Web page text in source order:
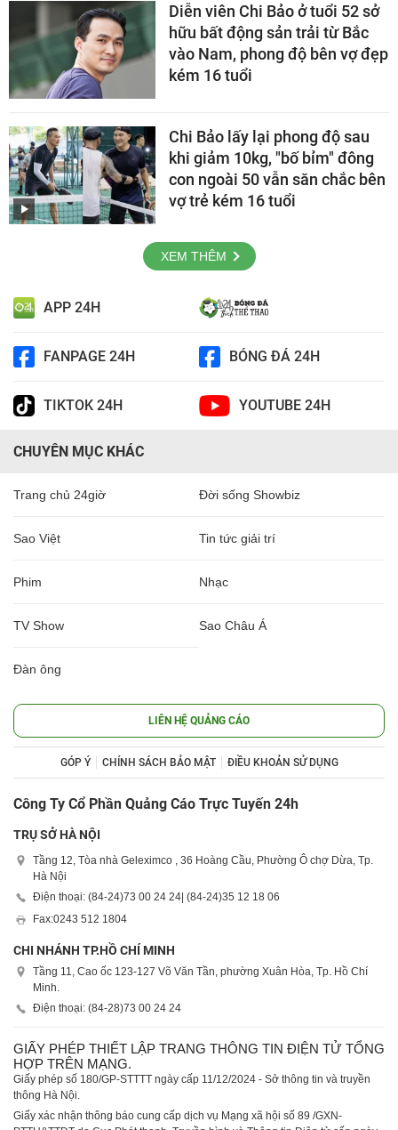
Diễn viên Chi Bảo ở tuổi 52 sở
hữu bất động sản trải từ Bắc
vào Nam, phong độ bên vợ đẹp
kém 16 tuổi
Chi Bảo lấy lại phong độ sau
khi giảm 10kg, "bố bỉm" đông
con ngoài 50 vẫn săn chắc bên
vợ trẻ kém 16 tuổi
XEM THÊM
APP 24H
FANPAGE 24H BÓNG ĐÁ 24H
TIKTOK 24H YOUTUBE 24H
CHUYÊN MỤC KHÁC
Trang chủ 24giờ Đời sống Showbiz
Sao Việt Tin tức giải trí
Phim Nhạc
TV Show Sao Châu Á
Đàn ông
LIÊN HỆ QUẢNG CÁO
GÓP Ý CHÍNH SÁCH BẢO MẬT ĐIỀU KHOẢN SỬ DỤNG
Công Ty Cổ Phần Quảng Cáo Trực Tuyến 24h
TRỤ SỞ HÀ NỘI
Tầng 12, Tòa nhà Geleximco , 36 Hoàng Cầu, Phường Ô chợ Dừa, Tp.
Hà Nội
Điện thoại: (84-24)73 00 24 24| (84-24)35 12 18 06
Fax:0243 512 1804
CHI NHÁNH TP.HỒ CHÍ MINH
Tầng 11, Cao ốc 123-127 Võ Văn Tần, phường Xuân Hòa, Tp. Hồ Chí
Minh.
Điện thoại: (84-28)73 00 24 24
GIẤY PHÉP THIẾT LẬP TRANG THÔNG TIN ĐIỆN TỬ TỔNG
HỢP TRÊN MẠNG.
Giấy phép số 180/GP-STTTT ngày cấp 11/12/2024 - Sở thông tin và truyền
thông Hà Nội.
Giấy xác nhận thông báo cung cấp dịch vụ Mạng xã hội số 89 /GXN-